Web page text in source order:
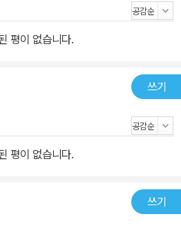
평이 없습니다.
쓰기
평이 없습니다.
쓰기